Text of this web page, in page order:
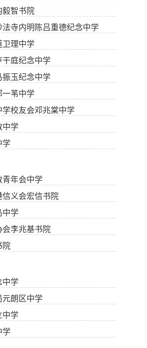
毅智书院
法寺内明陈吕重德纪念中学
卫理中学
干庭纪念中学
振玉纪念中学
一苇中学
学校友会邓兆棠中学
中学
学
青年会中学
义会宏信书院
中学
李兆基书院
院
中学
朗区中学
中学
学